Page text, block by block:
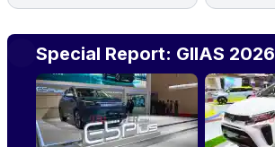
Special Report: GIIAS 2026